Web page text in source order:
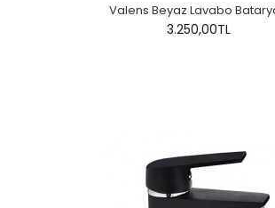
Valens Beyaz Lavabo
3.250,00TL